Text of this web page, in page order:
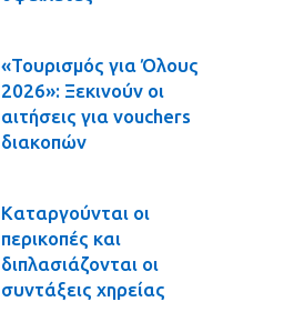
«Τουρισμός για Όλους
2026»: Ξεκινούν οι
αιτήσεις για vouchers
διακοπών
Καταργούνται οι
περικοπές και
διπλασιάζονται οι
συντάξεις χηρείας